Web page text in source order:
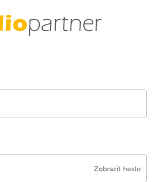
Zobrazit heslo